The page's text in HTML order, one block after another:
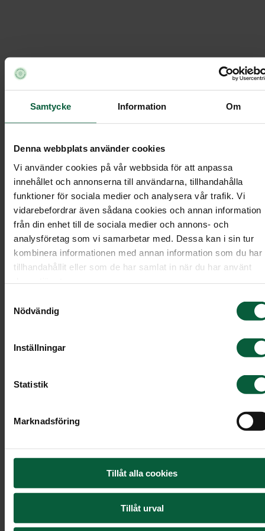
Samtycke Information Om
Denna webbplats använder cookies
Vi använder cookies på vår webbsida för att anpassa
innehållet och annonserna till användarna, tillhandahålla
funktioner för sociala medier och analysera vår trafik. Vi
vidarebefordrar även sådana cookies och annan information
från din enhet till de sociala medier och annons- och
analysföretag som vi samarbetar med. Dessa kan i sin tur
kombinera informationen med annan information som du har
tillhandahållit eller som de har samlat in när du har använt
Nödvändig
Inställningar
Statistik
Marknadsföring
Tillåt alla cookies
Tillåt urval
Momentobyraerna / Ordna begravning
Under / Begravningsblommor /
Handblomma - Fridfull havsbris
Handblomma - Fridfull havsbris